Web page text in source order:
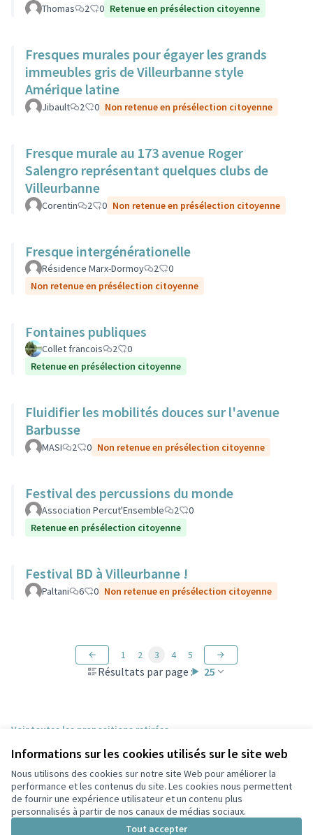
Informations sur les cookies utilisés sur le site web
Nous utilisons des cookies sur notre site Web pour améliorer la
performance et les contenus du site. Les cookies nous permettent
de fournir une expérience utilisateur et un contenu plus
personnalisés à partir de nos canaux de médias sociaux.
Tout accepter
Thomas 2 0 Retenue en présélection citoyenne
Fresques murales pour égayer les grands
immeubles gris de Villeurbanne style
Amérique latine
Jibault 2 0 Non retenue en présélection citoyenne
Fresque murale au 173 avenue Roger
Salengro représentant quelques clubs de
Villeurbanne
Corentin 2 0 Non retenue en présélection citoyenne
Fresque intergénérationelle
Résidence Marx-Dormoy 2
0
Non retenue en présélection citoyenne
Fontaines publiques
Collet francois 2
0
Retenue en présélection citoyenne
Fluidifier les mobilités douces sur l'avenue
Barbusse
MASI 2 0 Non retenue en présélection citoyenne
Festival des percussions du monde
Association Percut'Ensemble 2
0
Retenue en présélection citoyenne
Festival BD à Villeurbanne !
Paltani 6 0 Non retenue en présélection citoyenne
Résultats par page : 25
1 2 3 4 5
Voir toutes les propositions retirées
Conditions d'utilisation
Paramètres des cookies
Participez Villeurbanne sur X
(Lien externe)
Participez Villeurbanne sur Facebook
Participez Villeurbanne sur Instagram
Participez Villeurbanne sur YouTube
(Lien externe)